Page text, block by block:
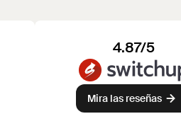
4.87/5
Mira las reseñas